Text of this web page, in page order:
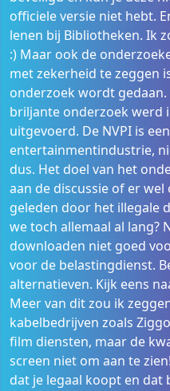
officiele versie niet hebt.
lenen bij Bibliotheken. Ik
:) Maar ook de
met zekerheid te zeggen
onderzoek wordt
briljante onderzoek werd
uitgevoerd. De NVPI is
entertainmentindustrie,
dus. Het doel van het
aan de discussie of er
geleden door het illegale
we toch allemaal al lang?
downloaden niet goed
voor de belastingdienst.
alternatieven. Kijk eens
Meer van dit zou ik
kabelbedrijven zoals
film diensten, maar de
screen niet om aan te
dat je legaal koopt en dat